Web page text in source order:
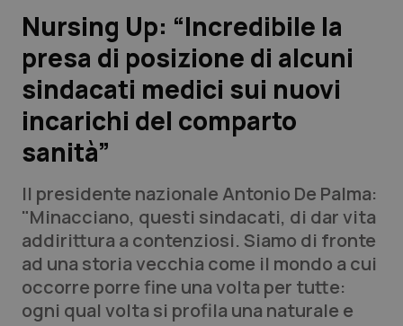
Lavoro e Professioni
Scienza e Farmaci
Studi e Analisi
Lettere al direttore
Edizioni Regionali
QS Pro
Professionisti Sanitari.AI
Nursing Up: “Incredibile la
presa di posizione di alcuni
sindacati medici sui nuovi
incarichi del comparto
sanità”
Il presidente nazionale Antonio De Palma:
"Minacciano, questi sindacati, di dar vita
addirittura a contenziosi. Siamo di fronte
ad una storia vecchia come il mondo a cui
occorre porre fine una volta per tutte:
ogni qual volta si profila una naturale e